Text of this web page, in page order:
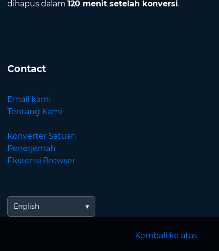
dihapus dalam 120 menit setelah konversi.
Contact
Email kami
Tentang Kami
Konverter Satuan
Penerjemah
Ekstensi Browser
English
Kembali ke atas